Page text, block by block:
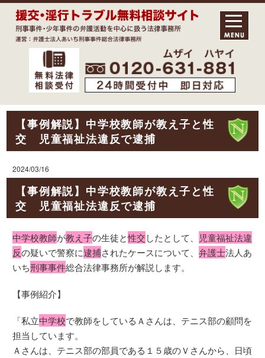
【事例解説】中学校教師が教え子と性
交 児童福祉法違反で逮捕
2024/03/16
【事例解説】中学校教師が教え子と性
交 児童福祉法違反で逮捕
中学校教師が教え子の生徒と性交したとして、
児童福祉法違
反の疑いで警察に逮捕されたケースについて、弁護士法人あ
いち刑事事件総合法律事務所が解説します。
【事例紹介】
「私立中学校で教師をしているＡさんは、テニス部の顧問を
担当しています。
Ａさんは、テニス部の部員である１５歳のＶさんから、日頃